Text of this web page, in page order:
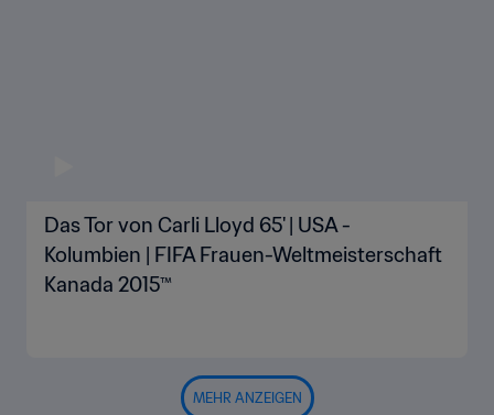
Das Tor von Carli Lloyd 65' | USA -
Kolumbien | FIFA Frauen-Weltmeisterschaft
Kanada 2015™
MEHR ANZEIGEN